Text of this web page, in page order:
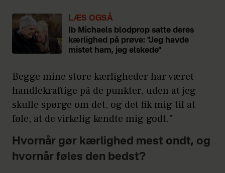
LÆS OGSÅ
Ib Michaels blodprop satte deres
kærlighed på prøve: "Jeg havde
mistet ham, jeg elskede"
Begge mine store kærligheder har været
handlekraftige på de punkter, uden at jeg
skulle spørge om det, og det fik mig til at
føle, at de virkelig kendte mig godt."
Hvornår gør kærlighed mest ondt, og
hvornår føles den bedst?